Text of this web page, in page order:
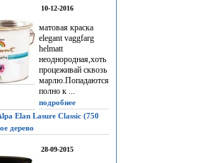
10-12-2016
матовая краска
elegant vaggfarg
helmatt
неоднородная,хоть
процеживай сквозь
марлю.Попадаются
полно к ...
подробнее
Elan Lasure Classic (750
дерево
28-09-2015